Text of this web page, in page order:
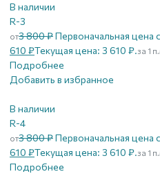
В наличии
R-3
от3 800₽Первоначальная цена
610 ₽Текущая цена: 3 610 ₽.за 1
Подробнее
Добавить в избранное
В наличии
R-4
от3 800₽Первоначальная цена
610 ₽Текущая цена: 3 610 ₽.за 1
Подробнее